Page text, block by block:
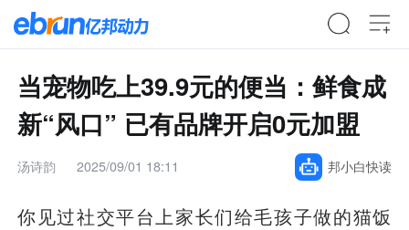
当宠物吃上39.9元的便当：鲜食成
新“风口” 已有品牌开启0元加盟
汤诗韵 2025/09/01 18:11 邦小白快读
你见过社交平台上家长们给毛孩子做的猫饭